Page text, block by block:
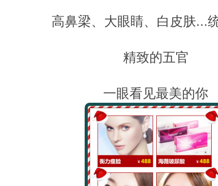
高鼻梁、大眼睛、白皮肤...
精致的五官
一眼看见最美的你